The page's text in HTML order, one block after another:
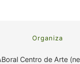
Organiza